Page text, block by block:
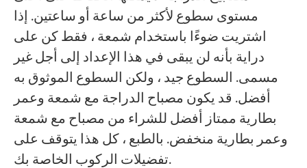
مستوى سطوع لأكثر من ساعة أو ساعتين. إذا
اشتريت ضوءًا باستخدام شمعة ، فقط كن على
دراية بأنه لن يبقى في هذا الإعداد إلى أجل غير
مسمى. السطوع جيد ، ولكن السطوع الموثوق به
أفضل. قد يكون مصباح الدراجة مع شمعة وعمر
بطارية ممتاز أفضل للشراء من مصباح مع شمعة
وعمر بطارية منخفض. بالطبع ، كل هذا يتوقف على
تفضيلات الركوب الخاصة بك.